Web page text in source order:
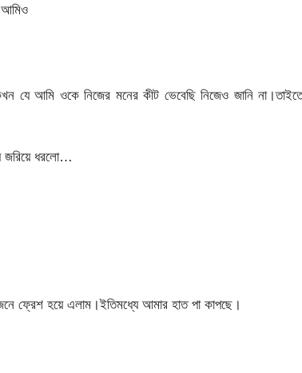
আমি ওকে নিজের মনের কীট ভেবেছি নিজেও জানি
জরিয়ে ধরলো…
ফ্রেশ হয়ে এলাম।ইতিমধ্যে আমার হাত পা কাপছে।